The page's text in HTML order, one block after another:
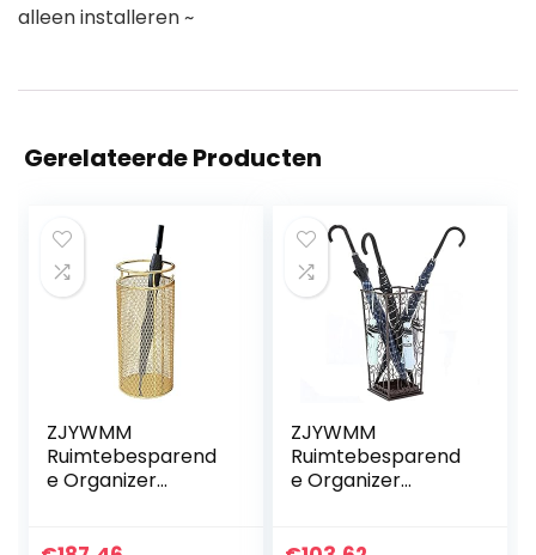
alleen installeren ~
Gerelateerde Producten
ZJYWMM
Ruimtebesparend
e Organizer
ZJYWMM
Ruimtebesparend
e Organizer